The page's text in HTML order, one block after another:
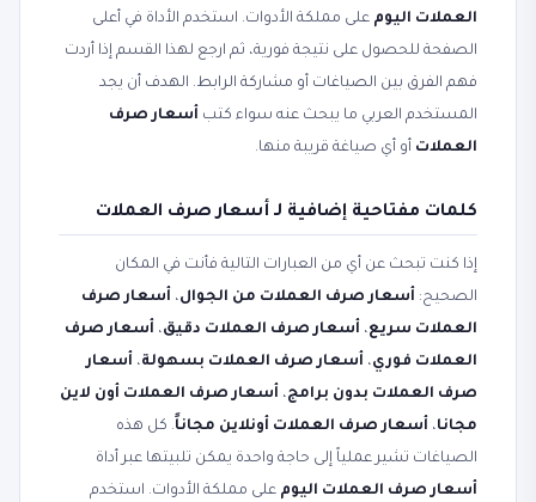
العملات اليوم على مملكة الأدوات. استخدم الأداة في أعلى
الصفحة للحصول على نتيجة فورية، ثم ارجع لهذا القسم إذا أردت
فهم الفرق بين الصياغات أو مشاركة الرابط. الهدف أن يجد
المستخدم العربي ما يبحث عنه سواء كتب أسعار صرف
العملات أو أي صياغة قريبة منها.
كلمات مفتاحية إضافية لـ أسعار صرف العملات
إذا كنت تبحث عن أي من العبارات التالية فأنت في المكان
الصحيح: أسعار صرف العملات من الجوال، أسعار صرف
العملات سريع، أسعار صرف العملات دقيق، أسعار صرف
العملات فوري، أسعار صرف العملات بسهولة، أسعار
صرف العملات بدون برامج، أسعار صرف العملات أون لاين
مجانا، أسعار صرف العملات أونلاين مجاناً. كل هذه
الصياغات تشير عملياً إلى حاجة واحدة يمكن تلبيتها عبر أداة
أسعار صرف العملات اليوم على مملكة الأدوات. استخدم